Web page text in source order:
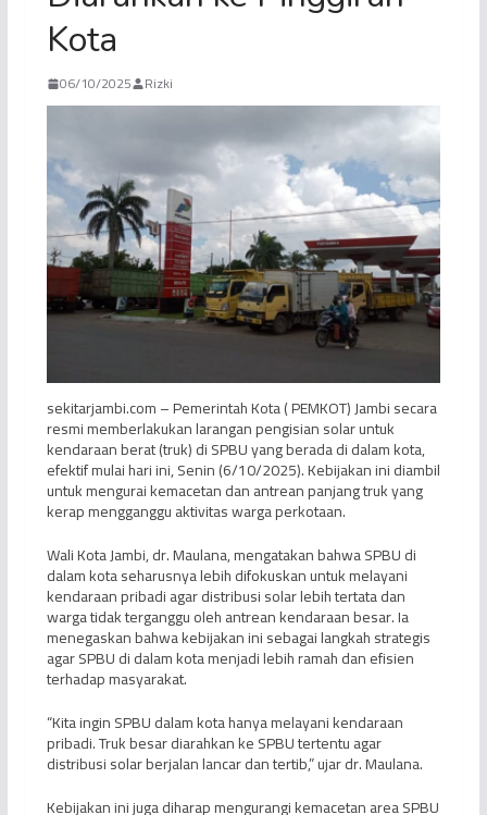
Kota
06/10/2025 Rizki
sekitarjambi.com – Pemerintah Kota ( PEMKOT) Jambi secara
resmi memberlakukan larangan pengisian solar untuk
kendaraan berat (truk) di SPBU yang berada di dalam kota,
efektif mulai hari ini, Senin (6/10/2025). Kebijakan ini diambil
untuk mengurai kemacetan dan antrean panjang truk yang
kerap mengganggu aktivitas warga perkotaan.
Wali Kota Jambi, dr. Maulana, mengatakan bahwa SPBU di
dalam kota seharusnya lebih difokuskan untuk melayani
kendaraan pribadi agar distribusi solar lebih tertata dan
warga tidak terganggu oleh antrean kendaraan besar. Ia
menegaskan bahwa kebijakan ini sebagai langkah strategis
agar SPBU di dalam kota menjadi lebih ramah dan efisien
terhadap masyarakat.
“Kita ingin SPBU dalam kota hanya melayani kendaraan
pribadi. Truk besar diarahkan ke SPBU tertentu agar
distribusi solar berjalan lancar dan tertib,” ujar dr. Maulana.
Kebijakan ini juga diharap mengurangi kemacetan area SPBU